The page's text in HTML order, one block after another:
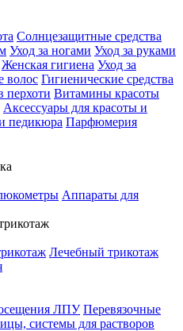
Солнцезащитные средства
Уход за ногами Уход за руками
Женская гигиена Уход за
волос Гигиенические средства
перхоти Витамины красоты
Аксессуары для красоты и
педикюра Парфюмерия
Аппараты для
Лечебный трикотаж
ЛПУ Перевязочные
системы для растворов